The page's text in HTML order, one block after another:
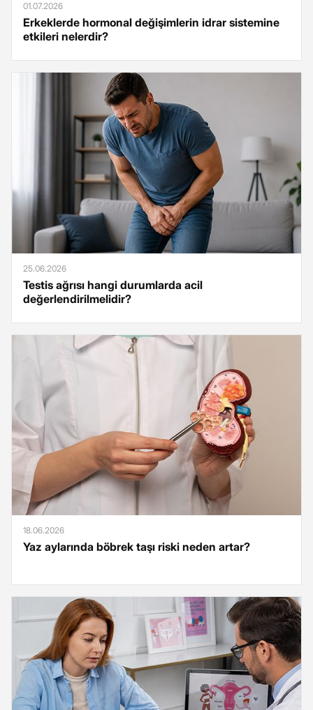
01.07.2026
Erkeklerde hormonal değişimlerin idrar sistemine
etkileri nelerdir?
25.06.2026
Testis ağrısı hangi durumlarda acil
değerlendirilmelidir?
18.06.2026
Yaz aylarında böbrek taşı riski neden artar?